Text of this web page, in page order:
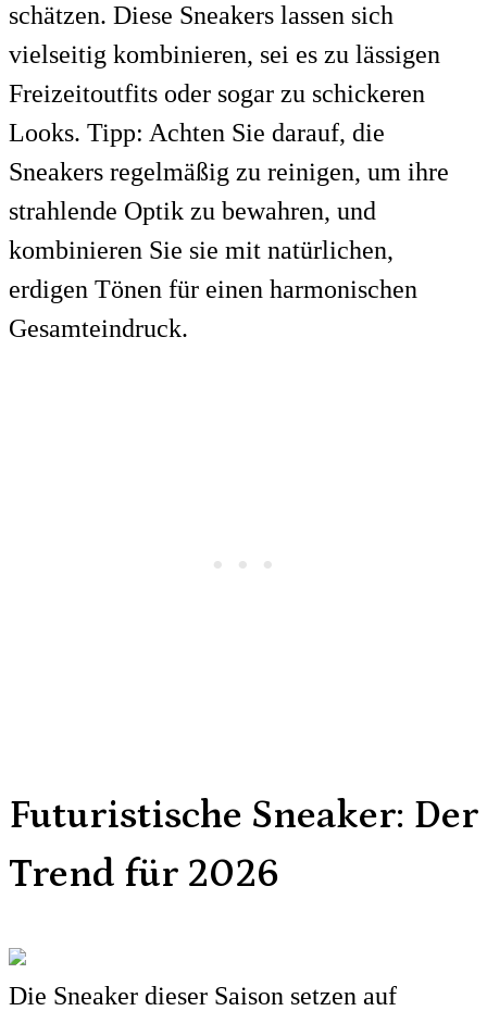
schätzen. Diese Sneakers lassen sich
vielseitig kombinieren, sei es zu lässigen
Freizeitoutfits oder sogar zu schickeren
Looks. Tipp: Achten Sie darauf, die
Sneakers regelmäßig zu reinigen, um ihre
strahlende Optik zu bewahren, und
kombinieren Sie sie mit natürlichen,
erdigen Tönen für einen harmonischen
Gesamteindruck.
Futuristische Sneaker: Der
Trend für 2026
Die Sneaker dieser Saison setzen auf